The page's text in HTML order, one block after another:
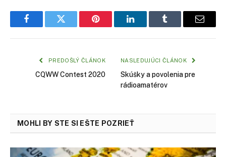
FacebookTwitter Pinterest LinkedInTumblr Email
PREDOŠLÝ ČLÁNOK
CQWW Contest 2020
NASLEDUJÚCI ČLÁNOK
Skúšky a povolenia pre
rádioamatérov
MOHLI BY STE SI EŠTE POZRIEŤ